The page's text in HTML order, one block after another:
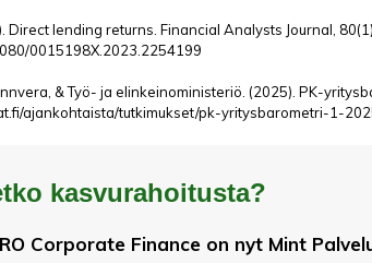
Direct lending returns. Financial Analysts Journal,
0015198X.2023.2254199
& Työ- ja elinkeinoministeriö. (2025). PK-
ajankohtaista/tutkimukset/pk-yritysbarometri-1-
kasvurahoitusta?
Corporate Finance on nyt Mint